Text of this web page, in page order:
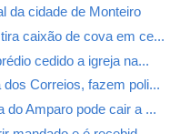
da cidade de Monteiro
caixão de cova em ce...
cedido a igreja na...
Correios, fazem poli...
do Amparo pode cair a ...